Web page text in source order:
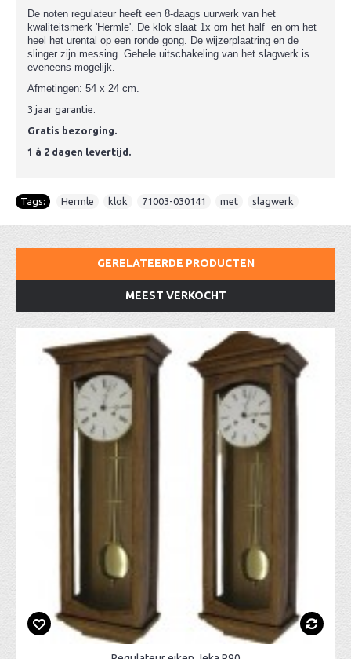
De noten regulateur heeft een 8-daags uurwerk van het
kwaliteitsmerk 'Hermle'. De klok slaat 1x om het half en om het
heel het urental op een ronde gong. De wijzerplaatring en de
slinger zijn messing. Gehele uitschakeling van het slagwerk is
eveneens mogelijk.
Afmetingen: 54 x 24 cm.
3 jaar garantie.
Gratis bezorging.
1 á 2 dagen levertijd.
Tags: Hermle klok 71003-030141 met slagwerk
GERELATEERDE PRODUCTEN
MEEST VERKOCHT